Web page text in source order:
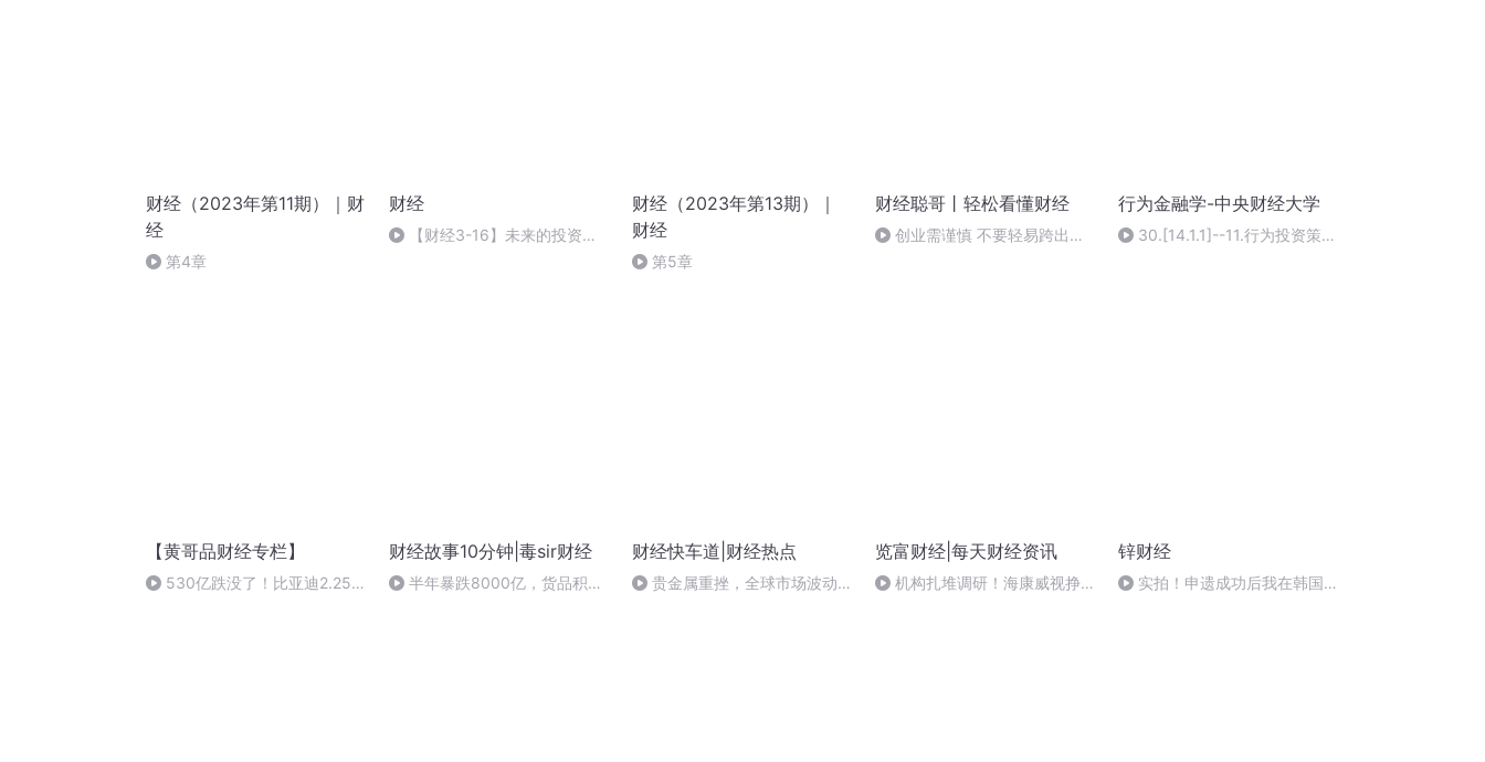
财经（2023年第11期）｜财
经
第4章
财经
【财经3-16】未来的投资机
财经（2023年第13期）｜
财经
第5章
财经聪哥丨轻松看懂财经
创业需谨慎 不要轻易跨出能
行为金融学-中央财经大学
30.[14.1.1]--11.行为投资策略
【黄哥品财经专栏】
530亿跌没了！比亚迪2.25亿
财经故事10分钟|毒sir财经
半年暴跌8000亿，货品积压
财经快车道|财经热点
贵金属重挫，全球市场波动加
览富财经|每天财经资讯
机构扎堆调研！海康威视挣脱
锌财经
实拍！申遗成功后我在韩国街